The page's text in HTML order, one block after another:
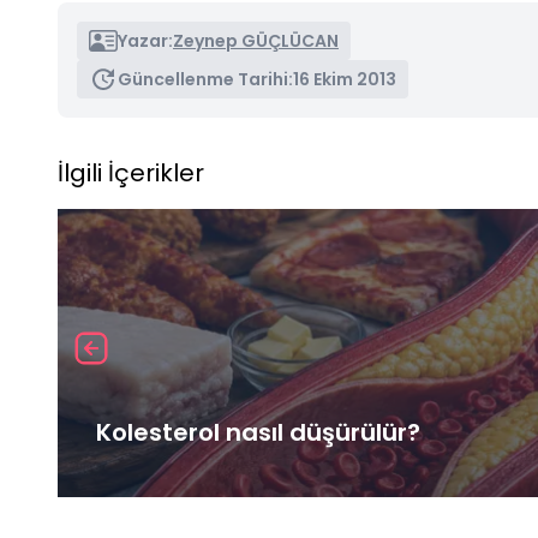
Yazar:Zeynep GÜÇLÜCAN
Güncellenme Tarihi:16 Ekim 2013
İlgili İçerikler
Kolesterol nasıl düşürülür?